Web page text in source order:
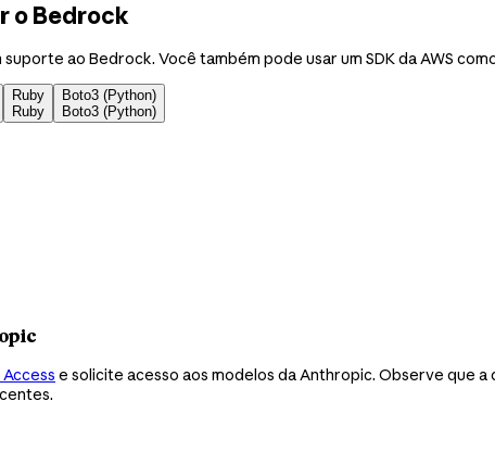
o Bedrock
ao Bedrock. Você também pode usar um SDK da AWS
Ruby
Ruby
Boto3 (Python)
Boto3 (Python)
e solicite acesso aos modelos da Anthropic. Observe que